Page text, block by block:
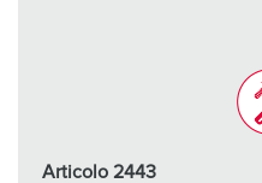
Articolo 2443